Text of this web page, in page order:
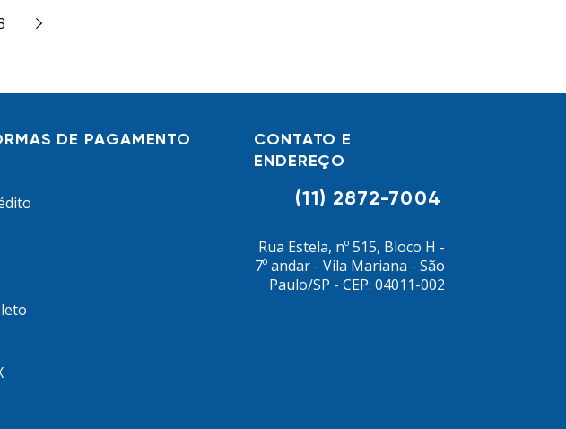
DE PAGAMENTO
CONTATO E
ENDEREÇO
(11) 2872-7004
Rua Estela, nº 515, Bloco H -
7º andar - Vila Mariana - São
Paulo/SP - CEP: 04011-002